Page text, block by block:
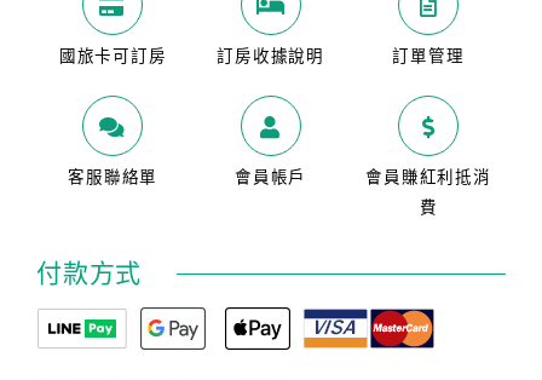
國旅卡可訂房 訂房收據說明 訂單管理
客服聯絡單 會員帳戶
會員賺紅利抵消
費
付款方式